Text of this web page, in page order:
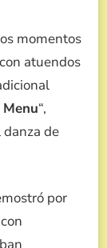
momentos
atuendos
Menu“,
de
por